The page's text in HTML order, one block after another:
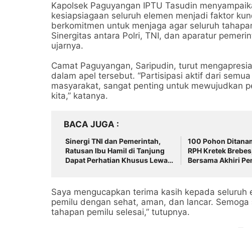
Kapolsek Paguyangan IPTU Tasudin
kesiapsiagaan seluruh elemen menjadi faktor
berkomitmen untuk menjaga agar seluruh
Sinergitas antara Polri, TNI, dan aparatur
ujarnya.
Camat Paguyangan, Saripudin, turut
dalam apel tersebut. “Partisipasi aktif dari
masyarakat, sangat penting untuk mewujudkan
kita,” katanya.
BACA JUGA
Sinergi TNI dan Pemerintah,
Ratusan Ibu Hamil di Tanjung
Dapat Perhatian Khusus Lewat
100 Pohon
RPH Kretek
Bersama Akhiri
Saya mengucapkan terima kasih kepada
pemilu dengan sehat, aman, dan lancar.
tahapan pemilu selesai,” tutupnya.